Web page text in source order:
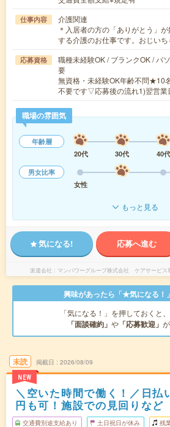
仕事内容
介護関連
＊入居者の方の「ありがとう」
する介護のお仕事です。おじい
応募資格
職種未経験OK / ブランクOK / パ
要
無資格・未経験OK年齢不問★10
不要です▽応募後の流れ1)翌営
職場の雰囲気
年齢層
20代
30代 40代
男女比率
女性
もっと見る
気になる! 応募へ進む
派遣会社 マンパワーグループ株式会社 ケアサービス
興味があったら「★気になる！
「気になる！」を押しておくと
「面談確約」 や 「応募歓迎」
未読
NEW
掲載日 2026/08/09
＼空いた時間で働く！／日払
円も可！施設での見回りなど
交通費別途支給あり 土日祝日が休み 残